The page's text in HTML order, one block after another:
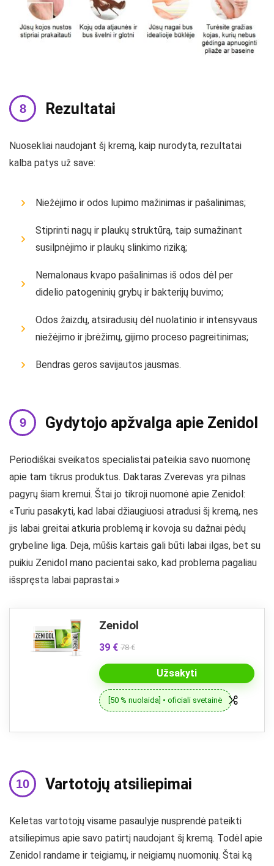
Rezultatai
Nuosekliai naudojant šį kremą, kaip nurodyta, rezultatai
kalba patys už save:
Niežėjimo ir odos lupimo mažinimas ir pašalinimas;
Stiprinti nagų ir plaukų struktūrą, taip sumažinant
susilpnėjimo ir plaukų slinkimo riziką;
Nemalonaus kvapo pašalinimas iš odos dėl per
didelio patogeninių grybų ir bakterijų buvimo;
Odos žaizdų, atsiradusių dėl nuolatinio ir intensyvaus
niežėjimo ir įbrėžimų, gijimo proceso pagreitinimas;
Bendras geros savijautos jausmas.
Gydytojo apžvalga apie Zenidol
Periodiškai sveikatos specialistai pateikia savo nuomonę
apie tam tikrus produktus. Daktaras Zverevas yra pilnas
pagyrų šiam kremui. Štai jo tikroji nuomonė apie Zenidol:
«Turiu pasakyti, kad labai džiaugiuosi atradusi šį kremą, nes
jis labai greitai atkuria problemą ir kovoja su dažnai pėdų
grybeline liga. Deja, mūšis kartais gali būti labai ilgas, bet su
puikiu Zenidol mano pacientai sako, kad problema pagaliau
išspręsta labai paprastai.»
Zenidol
39 € 78 €
Užsakyti
[50 % nuolaida] • oficiali svetainė
Vartotojų atsiliepimai
Keletas vartotojų visame pasaulyje nusprendė pateikti
atsiliepimus apie savo patirtį naudojant šį kremą. Todėl apie
Zenidol randame ir teigiamų, ir neigiamų nuomonių. Štai ką